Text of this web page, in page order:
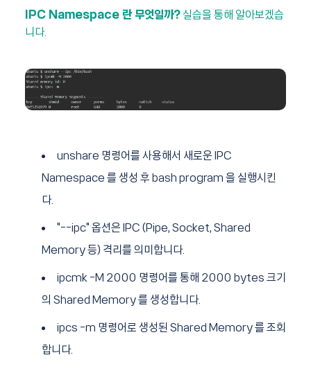
IPC Namespace 란 무엇일까?실습을 통해 알아보겠습
니다.
unshare 명령어를 사용해서 새로운 IPC
Namespace 를 생성 후 bash program 을 실행시킨
다.
"--ipc" 옵션은 IPC (Pipe, Socket, Shared
Memory 등) 격리를 의미합니다.
ipcmk -M 2000 명령어를 통해 2000 bytes 크기
의 Shared Memory 를 생성합니다.
ipcs -m 명령어로 생성된 Shared Memory 를 조회
합니다.